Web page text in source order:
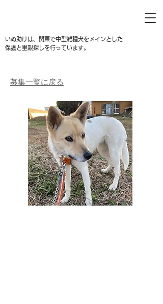
いぬ助けは、関東で中型雑種犬をメインとした
保護と里親探しを行っています。
募集一覧に戻る